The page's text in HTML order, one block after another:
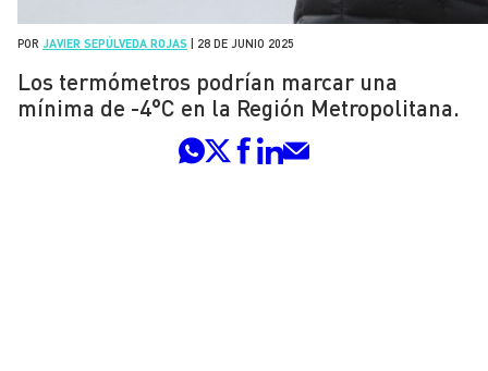
POR JAVIER SEPÚLVEDA ROJAS 28 DE JUNIO 2025
Los termómetros podrían marcar una
mínima de -4°C en la Región Metropolitana.